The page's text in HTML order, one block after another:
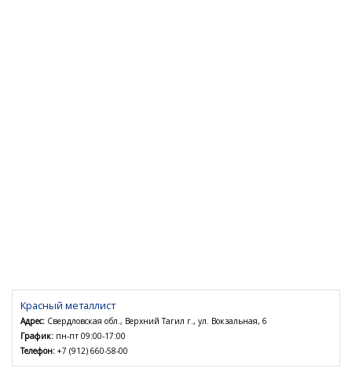
Красный металлист
Адрес: Свердловская обл., Верхний Тагил г., ул. Вокзальная, 6
График: пн-пт 09:00-17:00
Телефон: +7 (912) 660-58-00